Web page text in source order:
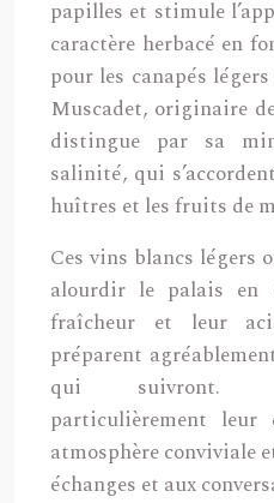
papilles et stimule
caractère herbacé en
pour les canapés
Muscadet, originaire
distingue par sa
salinité, qui
huîtres et les fruits de
Ces vins blancs légers
alourdir le palais en
fraîcheur et leur
préparent
qui suivront.
particulièrement
atmosphère conviviale
échanges et aux